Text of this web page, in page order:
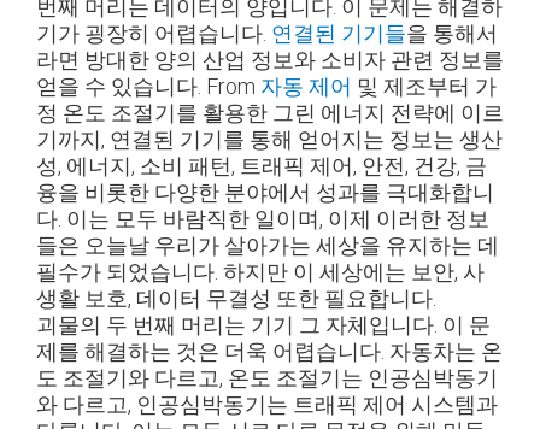
번째 머리는 데이터의 양입니다. 이 문제는 해결하
기가 굉장히 어렵습니다. 연결된 기기들을 통해서
라면 방대한 양의 산업 정보와 소비자 관련 정보를
얻을 수 있습니다. From 자동 제어 및 제조부터 가
정 온도 조절기를 활용한 그린 에너지 전략에 이르
기까지, 연결된 기기를 통해 얻어지는 정보는 생산
성, 에너지, 소비 패턴, 트래픽 제어, 안전, 건강, 금
융을 비롯한 다양한 분야에서 성과를 극대화합니
다. 이는 모두 바람직한 일이며, 이제 이러한 정보
들은 오늘날 우리가 살아가는 세상을 유지하는 데
필수가 되었습니다. 하지만 이 세상에는 보안, 사
생활 보호, 데이터 무결성 또한 필요합니다.
괴물의 두 번째 머리는 기기 그 자체입니다. 이 문
제를 해결하는 것은 더욱 어렵습니다. 자동차는 온
도 조절기와 다르고, 온도 조절기는 인공심박동기
와 다르고, 인공심박동기는 트래픽 제어 시스템과